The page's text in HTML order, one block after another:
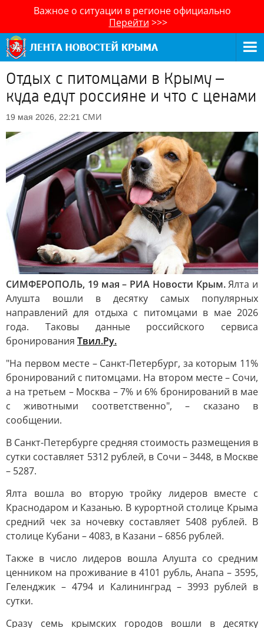
Важное о ситуации в регионе официально
Перейти >>>
Отдых с питомцами в Крыму –
куда едут россияне и что с ценами
19 мая 2026, 22:21 СМИ
СИМФЕРОПОЛЬ, 19 мая – РИА Новости Крым.Ялта и
Алушта вошли в десятку самых популярных
направлений для отдыха с питомцами в мае 2026
года. Таковы данные российского сервиса
бронирования Твил.Ру.
"На первом месте – Санкт-Петербург, за которым 11%
бронирований с питомцами. На втором месте – Сочи,
а на третьем – Москва – 7% и 6% бронирований в мае
с животными соответственно", – сказано в
сообщении.
В Санкт-Петербурге средняя стоимость размещения в
сутки составляет 5312 рублей, в Сочи – 3448, в Москве
– 5287.
Ялта вошла во вторую тройку лидеров вместе с
Краснодаром и Казанью. В курортной столице Крыма
средний чек за ночевку составляет 5408 рублей. В
столице Кубани – 4083, в Казани – 6856 рублей.
Также в число лидеров вошла Алушта со средним
ценником на проживание в 4101 рубль, Анапа – 3595,
Геленджик – 4794 и Калининград – 3993 рублей в
сутки.
Сразу семь крымских городов вошли в десятку